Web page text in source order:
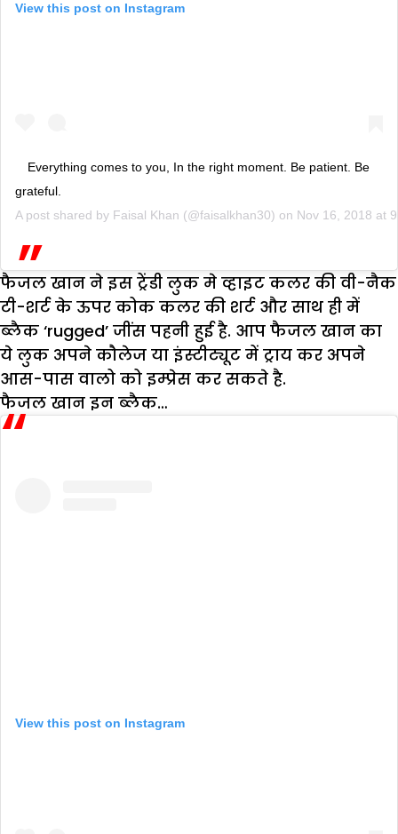
View this post on Instagram
Everything comes to you, In the right moment. Be patient. Be
grateful.
A post shared by Faisal Khan (@faisalkhan30) on Nov 16, 2018 at
फैजल खान ने इस ट्रेंडी लुक मे व्हाइट कलर की वी-नैक
टी-शर्ट के ऊपर कोक कलर की शर्ट और साथ ही में
ब्लैक ‘rugged’ जींस पहनी हुई है. आप फैजल खान का
ये लुक अपने कौलेज या इंस्टीट्यूट में ट्राय कर अपने
आस-पास वालो को इम्प्रेस कर सकते है.
फैजल खान इन ब्लैक…
View this post on Instagram